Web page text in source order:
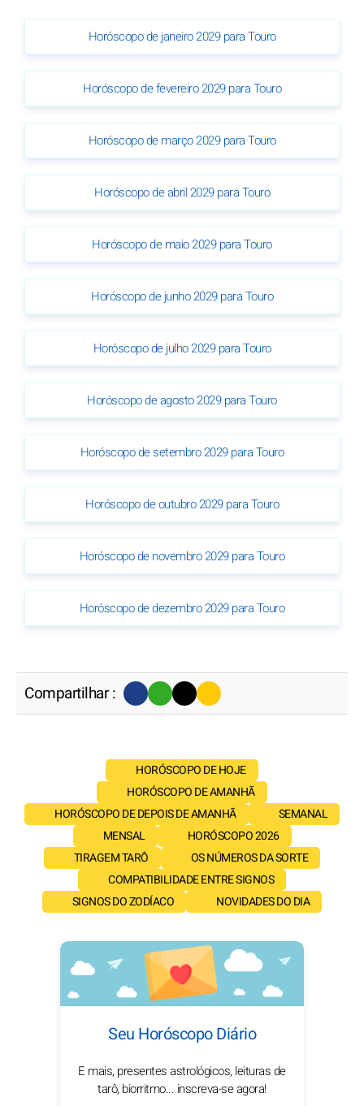
Horóscopo de janeiro 2029 para Touro
Horóscopo de fevereiro 2029 para Touro
Horóscopo de março 2029 para Touro
Horóscopo de abril 2029 para Touro
Horóscopo de maio 2029 para Touro
Horóscopo de junho 2029 para Touro
Horóscopo de julho 2029 para Touro
Horóscopo de agosto 2029 para Touro
Horóscopo de setembro 2029 para Touro
Horóscopo de outubro 2029 para Touro
Horóscopo de novembro 2029 para Touro
Horóscopo de dezembro 2029 para Touro
Compartilhar :
HORÓSCOPO DE HOJE
HORÓSCOPO DE AMANHÃ
HORÓSCOPO DE DEPOIS DE AMANHÃ
SEMANAL
MENSAL
HORÓSCOPO 2026
TIRAGEM TARÔ
OS NÚMEROS DA SORTE
COMPATIBILIDADE ENTRE SIGNOS
SIGNOS DO ZODÍACO
NOVIDADES DO DIA
Seu Horóscopo Diário
E mais, presentes astrológicos, leituras de
tarô, biorritmo... inscreva-se agora!